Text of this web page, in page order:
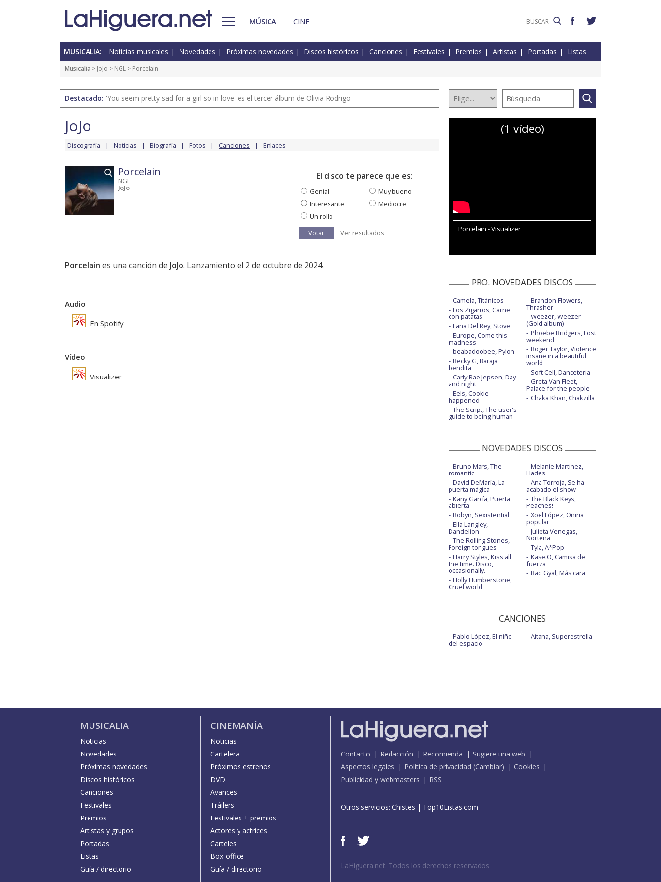
MÚSICA CINE
MUSICALIA: Noticias musicales Novedades Próximas novedades Discos históricos Canciones Festivales Premios Artistas Portadas Listas
Musicalia > JoJo > NGL > Porcelain
Destacado: 'You seem pretty sad for a girl so in love' es el tercer álbum de Olivia Rodrigo
JoJo
Discografía Noticias Biografía Fotos Canciones Enlaces
Porcelain
NGL
JoJo
El disco te parece que es:
Genial
Muy bueno
Interesante
Mediocre
Un rollo
Votar
Ver resultados
Porcelain es una canción de JoJo. Lanzamiento el 2 de octubre de 2024.
Audio
En Spotify
Vídeo
Visualizer
(1 vídeo)
Porcelain - Visualizer
PRO. NOVEDADES DISCOS
Camela, Titánicos
Los Zigarros, Carne
con patatas
Lana Del Rey, Stove
Europe, Come this
madness
beabadoobee, Pylon
Becky G, Baraja
bendita
Carly Rae Jepsen, Day
and night
Eels, Cookie
happened
The Script, The user's
guide to being human
Brandon Flowers,
Thrasher
Weezer, Weezer
(Gold album)
Phoebe Bridgers, Lost
weekend
Roger Taylor, Violence
insane in a beautiful
world
Soft Cell, Danceteria
Greta Van Fleet,
Palace for the people
Chaka Khan, Chakzilla
NOVEDADES DISCOS
Bruno Mars, The
romantic
David DeMaría, La
puerta mágica
Kany García, Puerta
abierta
Robyn, Sexistential
Ella Langley,
Dandelion
The Rolling Stones,
Foreign tongues
Harry Styles, Kiss all
the time. Disco,
occasionally.
Holly Humberstone,
Cruel world
Melanie Martinez,
Hades
Ana Torroja, Se ha
acabado el show
The Black Keys,
Peaches!
Xoel López, Oniria
popular
Julieta Venegas,
Norteña
Tyla, A*Pop
Kase.O, Camisa de
fuerza
Bad Gyal, Más cara
CANCIONES
Pablo López, El niño
del espacio
Aitana, Superestrella
MUSICALIA
Noticias
Novedades
Próximas novedades
Discos históricos
Canciones
Festivales
Premios
Artistas y grupos
Portadas
Listas
Guía / directorio
CINEMANÍA
Noticias
Cartelera
Próximos estrenos
DVD
Avances
Tráilers
Festivales + premios
Actores y actrices
Carteles
Box-office
Guía / directorio
Contacto Redacción Recomienda
Sugiere una web
Aspectos legales
Política de privacidad (Cambiar)
Cookies
Publicidad y webmasters
RSS
Otros servicios: Chistes | Top10Listas.com
LaHiguera.net. Todos los derechos reservados